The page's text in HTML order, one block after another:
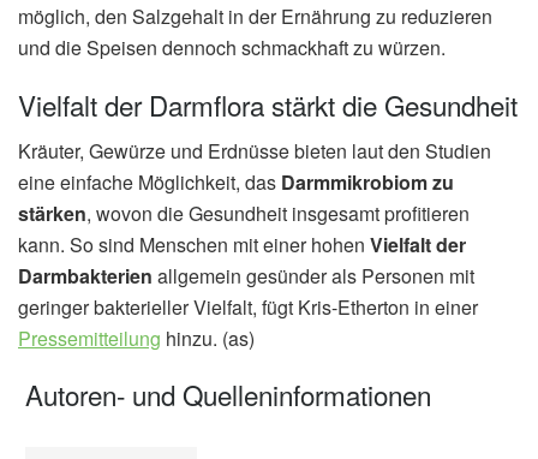
möglich, den Salzgehalt in der Ernährung zu reduzieren
und die Speisen dennoch schmackhaft zu würzen.
Vielfalt der Darmflora stärkt die Gesundheit
Kräuter, Gewürze und Erdnüsse bieten laut den Studien
eine einfache Möglichkeit, das Darmmikrobiom zu
stärken, wovon die Gesundheit insgesamt profitieren
kann. So sind Menschen mit einer hohen Vielfalt der
Darmbakterien allgemein gesünder als Personen mit
geringer bakterieller Vielfalt, fügt Kris-Etherton in einer
Pressemitteilung hinzu. (as)
Autoren- und Quelleninformationen